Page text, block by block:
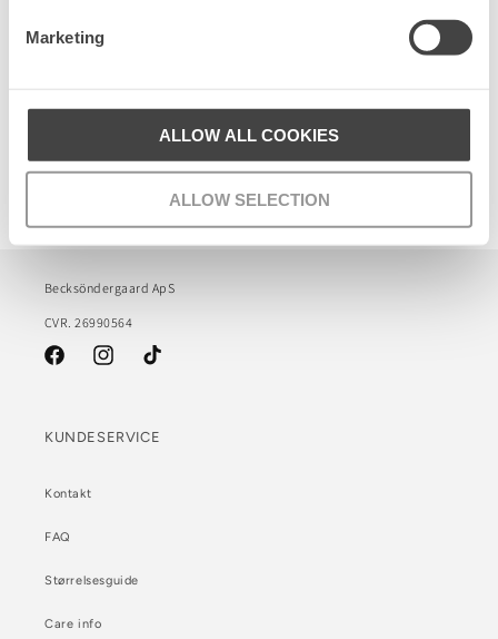
Marketing
ALLOW ALL COOKIES
ALLOW SELECTION
Cashma Small Scarf
Becksöndergaard ApS
CVR. 26990564
FacebookInstagramTikTok
KUNDESERVICE
Kontakt
FAQ
Størrelsesguide
Care info